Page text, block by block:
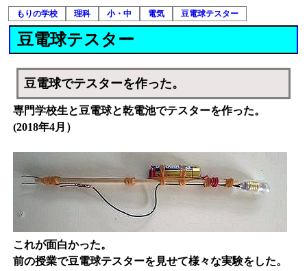
もりの学校 理科 小・中 電気 豆電球テスター
豆電球テスター
豆電球でテスターを作った。
専門学校生と豆電球と乾電池でテスターを作った。
(2018年4月）
これが面白かった。
前の授業で豆電球テスターを見せて様々な実験をした。